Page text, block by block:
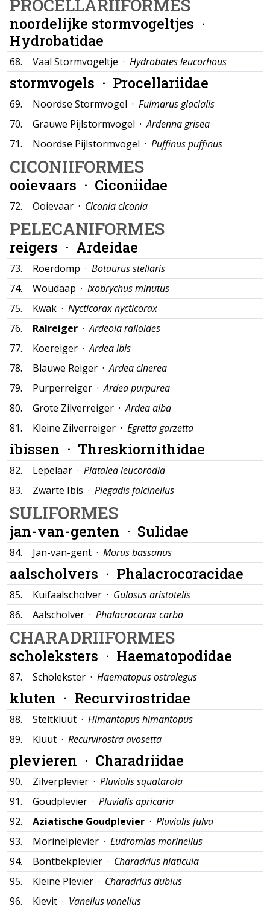
PROCELLARIIFORMES
noordelijke stormvogeltjes ·
Hydrobatidae
68. Vaal Stormvogeltje · Hydrobates leucorhous
stormvogels · Procellariidae
69. Noordse Stormvogel · Fulmarus glacialis
70.
Grauwe Pijlstormvogel ·Ardenna grisea
71.
Noordse Pijlstormvogel · Puffinus puffinus
CICONIIFORMES
ooievaars · Ciconiidae
72. Ooievaar · Ciconia ciconia
PELECANIFORMES
reigers · Ardeidae
73. Roerdomp · Botaurus stellaris
74.
Woudaap · Ixobrychus minutus
75.
Kwak · Nycticorax nycticorax
76.
Ralreiger ·Ardeola ralloides
77.
Koereiger ·Ardea ibis
78.
Blauwe Reiger ·Ardea cinerea
79.
Purperreiger ·Ardea purpurea
80.
Grote Zilverreiger ·Ardea alba
81.
Kleine Zilverreiger · Egretta garzetta
ibissen · Threskiornithidae
82. Lepelaar · Platalea leucorodia
83.
Zwarte Ibis · Plegadis falcinellus
SULIFORMES
jan-van-genten · Sulidae
84. Jan-van-gent · Morus bassanus
aalscholvers · Phalacrocoracidae
85. Kuifaalscholver · Gulosus aristotelis
86.
Aalscholver · Phalacrocorax carbo
CHARADRIIFORMES
scholeksters · Haematopodidae
87. Scholekster · Haematopus ostralegus
kluten · Recurvirostridae
88. Steltkluut · Himantopus himantopus
89.
Kluut · Recurvirostra avosetta
plevieren · Charadriidae
90. Zilverplevier · Pluvialis squatarola
91.
Goudplevier · Pluvialis apricaria
92.
Aziatische Goudplevier · Pluvialis fulva
93.
Morinelplevier · Eudromias morinellus
94.
Bontbekplevier · Charadrius hiaticula
95.
Kleine Plevier · Charadrius dubius
96.
Kievit · Vanellus vanellus